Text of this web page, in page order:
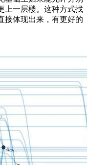
上一层楼。这种方式找
接体现出来，有更好的